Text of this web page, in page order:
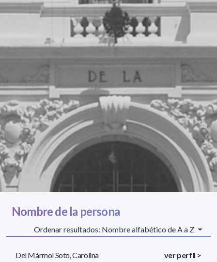
Nombre de la persona
Ordenar resultados: Nombre alfabético de A a Z
Del Mármol Soto, Carolina ver perfil >